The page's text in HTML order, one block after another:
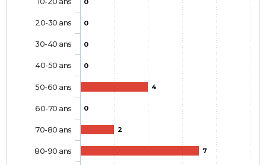
0
0
0
4
0
2
7
20-30 ans
30-40 ans
40-50 ans
50-60 ans
60-70 ans
70-80 ans
80-90 ans